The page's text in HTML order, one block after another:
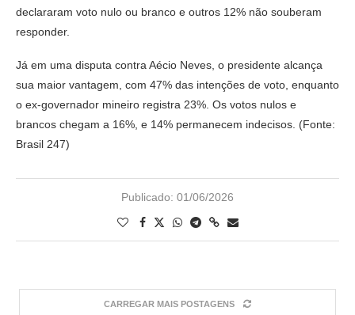
declararam voto nulo ou branco e outros 12% não souberam
responder.
Já em uma disputa contra Aécio Neves, o presidente alcança
sua maior vantagem, com 47% das intenções de voto, enquanto
o ex-governador mineiro registra 23%. Os votos nulos e
brancos chegam a 16%, e 14% permanecem indecisos. (Fonte:
Brasil 247)
Publicado: 01/06/2026
CARREGAR MAIS POSTAGENS